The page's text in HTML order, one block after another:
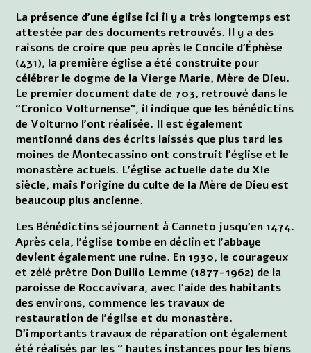
La présence d'une église ici il y a très longtemps est
attestée par des documents retrouvés. Il y a des
raisons de croire que peu après le Concile d'Éphèse
(431), la première église a été construite pour
célébrer le dogme de la Vierge Marie, Mère de Dieu.
Le premier document date de 703, retrouvé dans le
“Cronico Volturnense”, il indique que les bénédictins
de Volturno l'ont réalisée. Il est également
mentionné dans des écrits laissés que plus tard les
moines de Montecassino ont construit l'église et le
monastère actuels. L'église actuelle date du XIe
siècle, mais l'origine du culte de la Mère de Dieu est
beaucoup plus ancienne.
Les Bénédictins séjournent à Canneto jusqu'en 1474.
Après cela, l'église tombe en déclin et l'abbaye
devient également une ruine. En 1930, le courageux
et zélé prêtre Don Duilio Lemme (1877-1962) de la
paroisse de Roccavivara, avec l'aide des habitants
des environs, commence les travaux de
restauration de l'église et du monastère.
D'importants travaux de réparation ont également
été réalisés par les “ hautes instances pour les biens